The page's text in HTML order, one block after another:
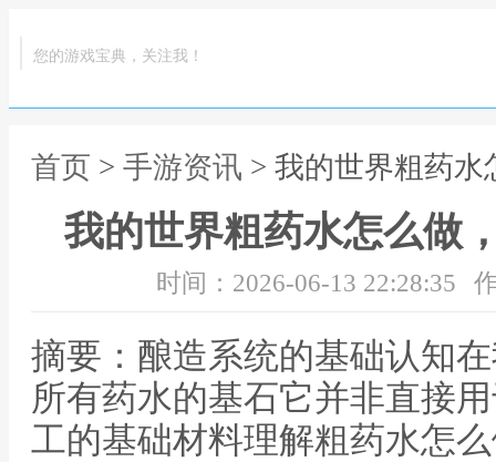
您的游戏宝典，关注我！
首页 > 手游资讯 > 我的世界粗药
我的世界粗药水怎么做
时间：2026-06-13 22:28:35
摘要：酿造系统的基础认知
所有药水的基石它并非直接
工的基础材料理解粗药水怎